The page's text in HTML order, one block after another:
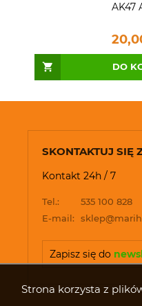
Strona korzysta z
AK47
DO
SKONTAKTUJ SIĘ
Kontakt 24h / 7
Tel.:
535 100 828
E-mail:
Zapisz się do